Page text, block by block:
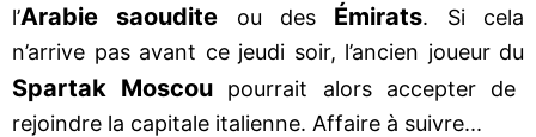
l’Arabie saoudite ou des Émirats. Si cela
n’arrive pas avant ce jeudi soir, l’ancien joueur du
Spartak Moscou
pourrait alors accepter de
rejoindre la capitale italienne. Affaire à suivre...